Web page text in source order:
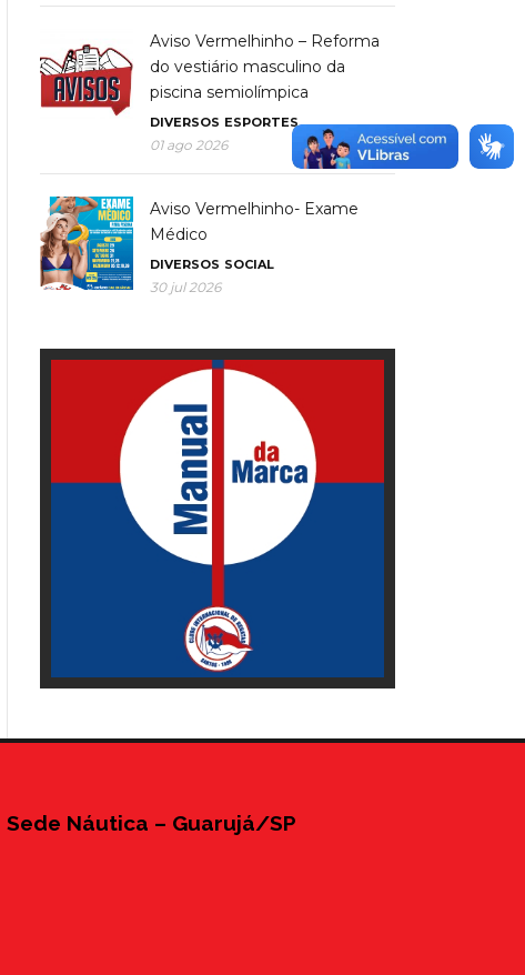
Aviso Vermelhinho – Reforma
do vestiário masculino da
piscina semiolímpica
DIVERSOS ESPORTES
01 ago 2026
Aviso Vermelhinho- Exame
Médico
DIVERSOS SOCIAL
30 jul 2026
Sede Náutica – Guarujá/SP